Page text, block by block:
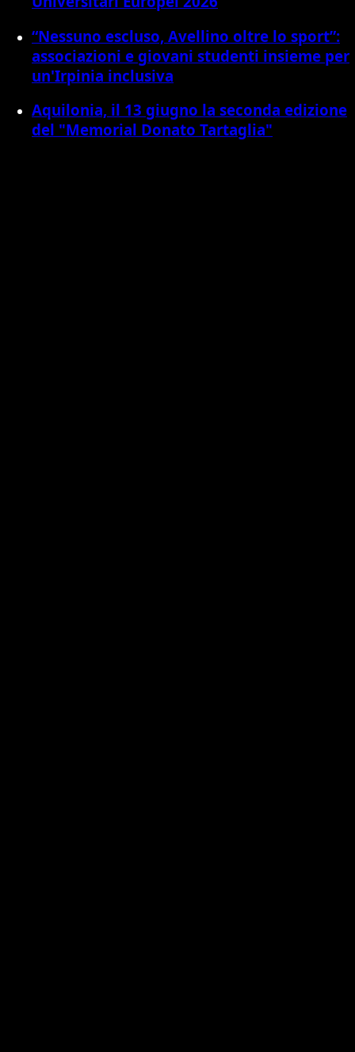
“Nessuno escluso, Avellino oltre lo sport”:
associazioni e giovani studenti insieme per
un'Irpinia inclusiva
Aquilonia, il 13 giugno la seconda edizione
del "Memorial Donato Tartaglia"